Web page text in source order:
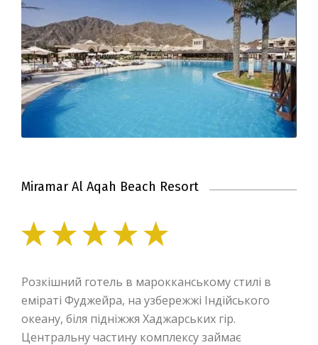
Miramar Al Aqah Beach Resort
Розкішний готель в марокканському стилі в
еміраті Фуджейра, на узбережжі Індійського
океану, біля підніжжя Хаджарських гір.
Центральну частину комплексу займає